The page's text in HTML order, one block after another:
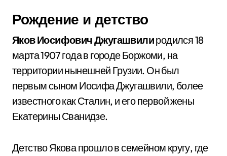
Рождение и детство
Яков Иосифович Джугашвилиродился 18
марта 1907 года в городе Боржоми, на
территории нынешней Грузии. Он был
первым сыном Иосифа Джугашвили, более
известного как Сталин, и его первой жены
Екатерины Сванидзе.
Детство Якова прошло в семейном кругу, где